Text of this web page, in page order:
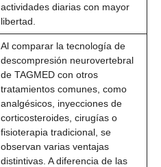
actividades diarias con mayor
libertad.
Al comparar la tecnología de
descompresión neurovertebral
de TAGMED con otros
tratamientos comunes, como
analgésicos, inyecciones de
corticosteroides, cirugías o
fisioterapia tradicional, se
observan varias ventajas
distintivas. A diferencia de las